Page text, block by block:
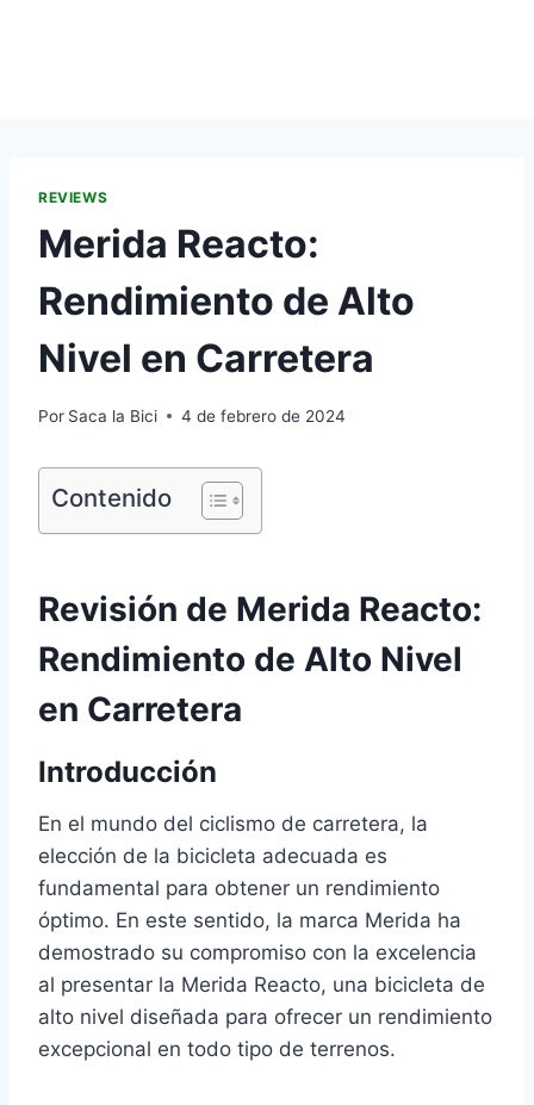
REVIEWS
Merida Reacto:
Rendimiento de Alto
Nivel en Carretera
Por Saca la Bici 4 de febrero de 2024
Contenido
Revisión de Merida Reacto:
Rendimiento de Alto Nivel
en Carretera
Introducción
En el mundo del ciclismo de carretera, la
elección de la bicicleta adecuada es
fundamental para obtener un rendimiento
óptimo. En este sentido, la marca Merida ha
demostrado su compromiso con la excelencia
al presentar la Merida Reacto, una bicicleta de
alto nivel diseñada para ofrecer un rendimiento
excepcional en todo tipo de terrenos.